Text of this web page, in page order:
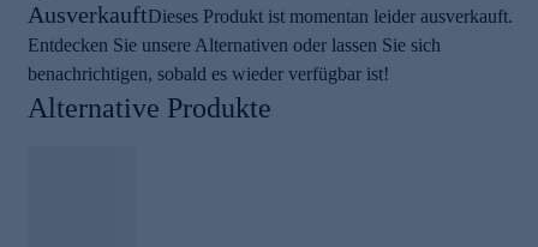
AusverkauftDieses Produkt ist momentan leider ausverkauft.
Entdecken Sie unsere Alternativen oder lassen Sie sich
benachrichtigen, sobald es wieder verfügbar ist!
Alternative Produkte